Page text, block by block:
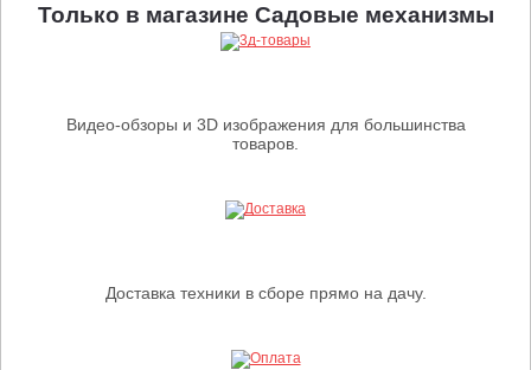
Только в магазине Садовые механизмы
Видео-обзоры и 3D изображения для большинства
товаров.
Доставка техники в сборе прямо на дачу.